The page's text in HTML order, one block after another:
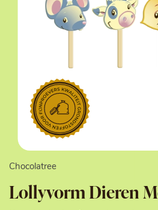
Chocolatree
Lollyvorm Dieren